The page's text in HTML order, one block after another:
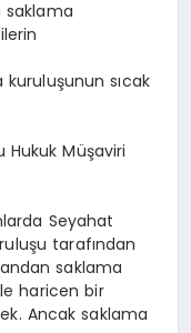
saklama
sıcak
Hukuk Müşaviri
Seyahat
tarafından
saklama
haricen bir
Ancak saklama